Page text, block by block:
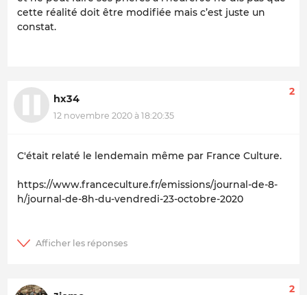
cette réalité doit être modifiée mais c’est juste un
constat.
hx34
12 novembre 2020 à 18:20:35
2
C'était relaté le lendemain même par France Culture.
https://www.franceculture.fr/emissions/journal-de-8-
h/journal-de-8h-du-vendredi-23-octobre-2020
2